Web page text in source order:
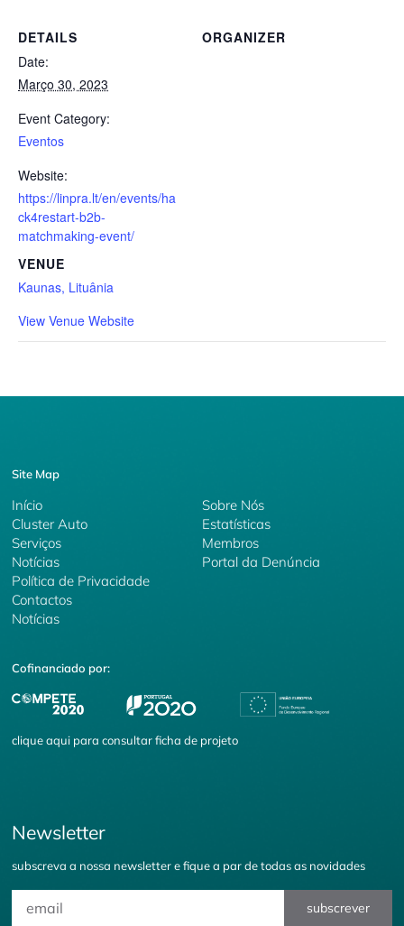
DETAILS
Date:
Março 30, 2023
Event Category:
Eventos
Website:
https://linpra.lt/en/events/ha
ck4restart-b2b-
matchmaking-event/
VENUE
Kaunas, Lituânia
View Venue Website
ORGANIZER
Site Map
Início
Cluster Auto
Serviços
Sobre Nós
Estatísticas
Membros
Notícias
Política de Privacidade
Portal da Denúncia
Contactos
Notícias
Cofinanciado por:
cliqueaqui para consultar ficha de projeto
Newsletter
subscreva a nossa newsletter e fique a par de todas as novidades
subscrever